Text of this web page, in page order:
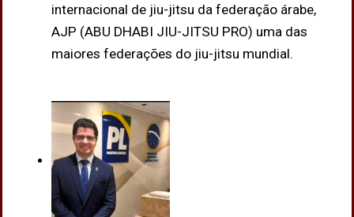
internacional de jiu-jitsu da federação árabe,
AJP (ABU DHABI JIU-JITSU PRO) uma das
maiores federações do jiu-jitsu mundial.